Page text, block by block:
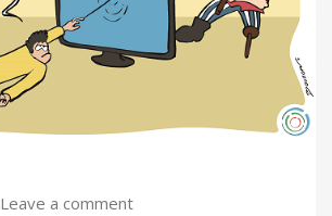
Leave a comment